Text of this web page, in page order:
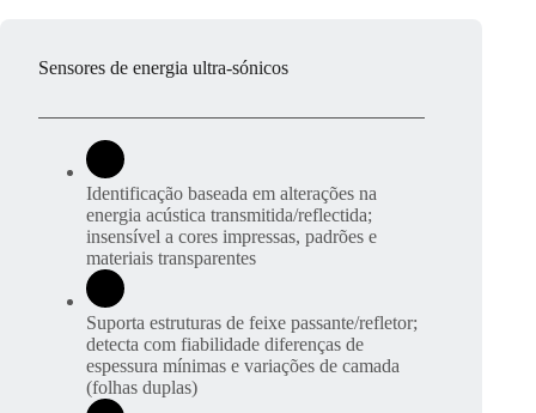
Sensores de energia ultra-sónicos
Identificação baseada em alterações na
energia acústica transmitida/reflectida;
insensível a cores impressas, padrões e
materiais transparentes
Suporta estruturas de feixe passante/refletor;
detecta com fiabilidade diferenças de
espessura mínimas e variações de camada
(folhas duplas)